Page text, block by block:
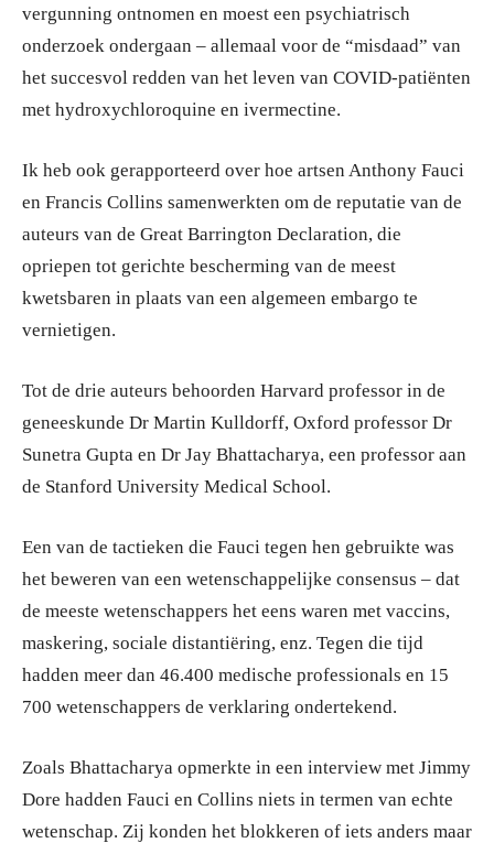
vergunning ontnomen en moest een psychiatrisch
onderzoek ondergaan – allemaal voor de “misdaad” van
het succesvol redden van het leven van COVID-patiënten
met hydroxychloroquine en ivermectine.
Ik heb ook gerapporteerd over hoe artsen Anthony Fauci
en Francis Collins samenwerkten om de reputatie van de
auteurs van de Great Barrington Declaration, die
opriepen tot gerichte bescherming van de meest
kwetsbaren in plaats van een algemeen embargo te
vernietigen.
Tot de drie auteurs behoorden Harvard professor in de
geneeskunde Dr Martin Kulldorff, Oxford professor Dr
Sunetra Gupta en Dr Jay Bhattacharya, een professor aan
de Stanford University Medical School.
Een van de tactieken die Fauci tegen hen gebruikte was
het beweren van een wetenschappelijke consensus – dat
de meeste wetenschappers het eens waren met vaccins,
maskering, sociale distantiëring, enz. Tegen die tijd
hadden meer dan 46.400 medische professionals en 15
700 wetenschappers de verklaring ondertekend.
Zoals Bhattacharya opmerkte in een interview met Jimmy
Dore hadden Fauci en Collins niets in termen van echte
wetenschap. Zij konden het blokkeren of iets anders maar